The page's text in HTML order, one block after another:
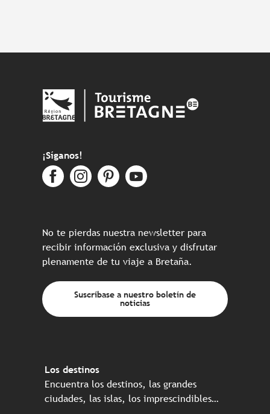
¡Síganos!
No te pierdas nuestra newsletter para
recibir información exclusiva y disfrutar
plenamente de tu viaje a Bretaña.
Suscríbase a nuestro boletín de
noticias
Los destinos
Encuentra los destinos, las grandes
ciudades, las islas, los imprescindibles…